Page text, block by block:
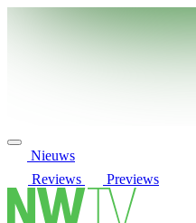
Nieuws
Reviews
Previews